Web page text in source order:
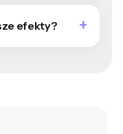
efekty?